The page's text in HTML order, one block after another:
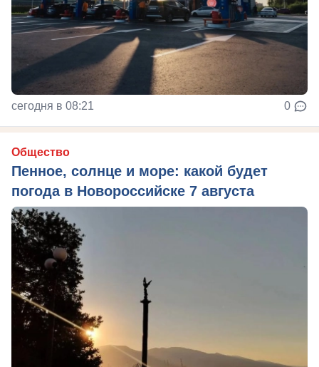
сегодня в 08:21 0
Общество
Пенное, солнце и море: какой будет
погода в Новороссийске 7 августа